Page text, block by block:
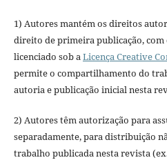
1) Autores mantém os direitos
direito de primeira publicação,
licenciado sob a Licença Creative
permite o compartilhamento do
autoria e publicação inicial nesta
2) Autores têm autorização para
separadamente, para distribuição
trabalho publicada nesta revista